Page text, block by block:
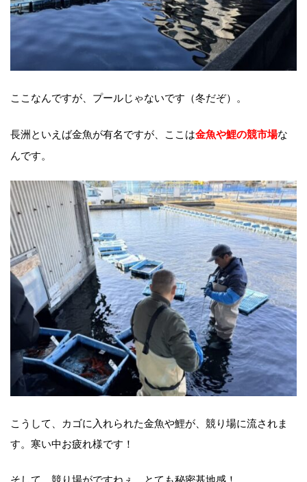
ここなんですが、プールじゃないです（冬だぞ）。
長洲といえば金魚が有名ですが、ここは金魚や鯉の競市場な
んです。
こうして、カゴに入れられた金魚や鯉が、競り場に流されま
す。寒い中お疲れ様です！
そして、競り場がですねぇ…とても秘密基地感！